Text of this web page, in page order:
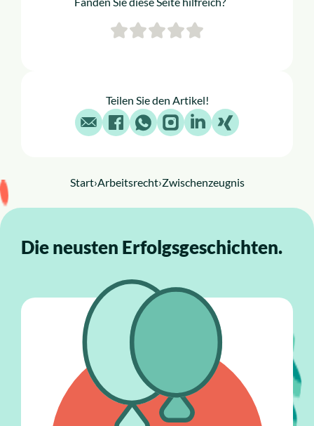
Teilen Sie den Artikel!
E-MailFacebookWhatsAppInstagramLinkedIn
X
Start›Arbeitsrecht›Zwischenzeugnis
Die neusten Erfolgsgeschichten.